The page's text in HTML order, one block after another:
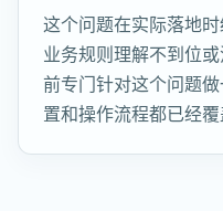
这个问题在实际落地
业务规则理解不到位
前专门针对这个问题
置和操作流程都已经覆